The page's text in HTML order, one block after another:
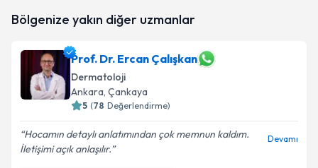
bilgilendireceğiz.
E-posta Adresiniz
Kişisel verilerimin işlenmesine ilişkinAydınlatma
Metni'ni okudum ve kişisel verilerimin belirtilen
kapsamda işlenmesini kabul ediyorum.
Bölgenize yakın diğer uzmanlar
Prof. Dr. Ercan Çalışkan
Dermatoloji
Ankara, Çankaya
5 (78 Değerlendirme)
Hocamın detaylı anlatımından çok memnun kaldım.
İletişimi açık anlaşılır.
Devamı